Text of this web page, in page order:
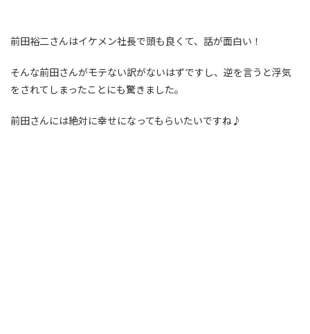
前田裕二さんはイケメン社長で頭も良くて、話が面白い！
そんな前田さんがモテない訳がないはずですし、逆を言うと浮気
をされてしまったことにも驚きました。
前田さんには絶対に幸せになってもらいたいですね♪